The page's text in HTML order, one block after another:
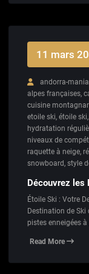
11 mars
andorra-mania
alpes françaises,
cuisine
etoile ski, étoile ski,
hydratation
niveaux de
raquette à neige,
snowboard, style
Découvrez les
Étoile Ski : Votre
Destination de Ski
pistes enneigées
Read More